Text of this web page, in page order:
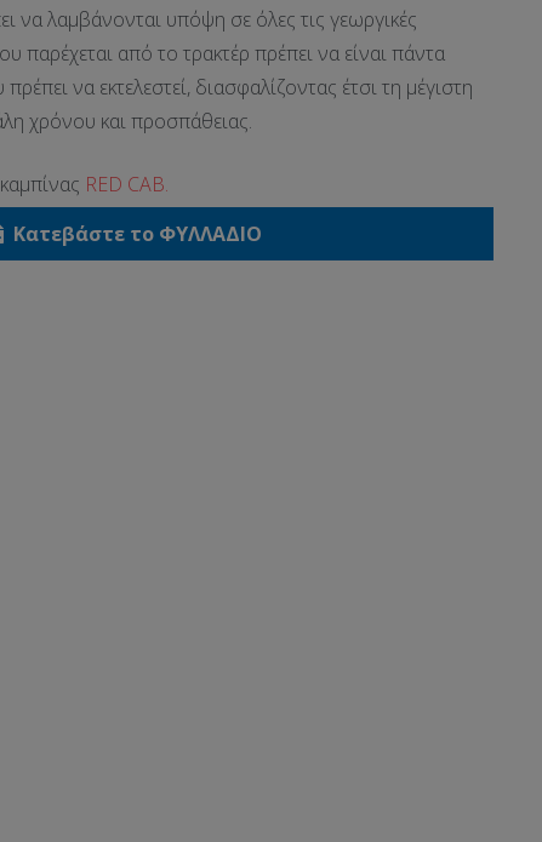
να λαμβάνονται υπόψη σε όλες τις γεωργικές
παρέχεται από το τρακτέρ πρέπει να είναι πάντα
να εκτελεστεί, διασφαλίζοντας έτσι τη μέγιστη
χρόνου και προσπάθειας.
RED CAB.
Κατεβάστε το ΦΥΛΛΑΔΙΟ